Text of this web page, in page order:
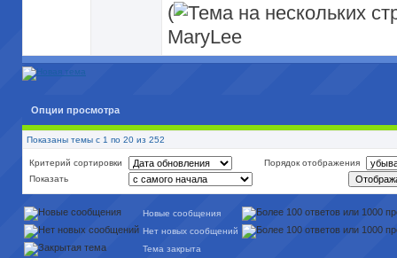
(
MaryLee
Опции просмотра
Показаны темы с 1 по 20 из 252
Критерий сортировки
Порядок отображения
Показать
Новые сообщения
Нет новых сообщений
Тема закрыта